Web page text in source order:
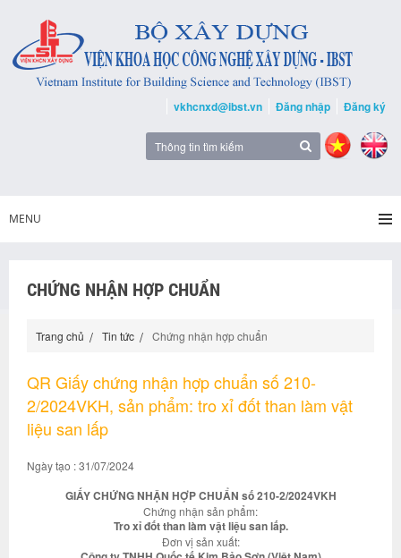
vkhcnxd@ibst.vn Đăng nhập Đăng ký
MENU
CHỨNG NHẬN HỢP CHUẨN
Trang chủ Tin tức Chứng nhận hợp chuẩn
QR Giấy chứng nhận hợp chuẩn số 210-
2/2024VKH, sản phẩm: tro xỉ đốt than làm vật
liệu san lấp
Ngày tạo : 31/07/2024
GIẤY CHỨNG NHẬN HỢP CHUẨN số 210-2/2024VKH
Chứng nhận sản phẩm:
Tro xỉ đốt than làm vật liệu san lấp.
Đơn vị sản xuất: